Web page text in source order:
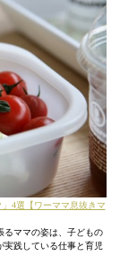
4選【ワーママ息抜きマ
るママの姿は、子どもの
実践している仕事と育児